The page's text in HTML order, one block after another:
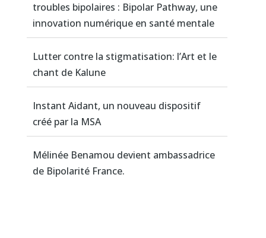
troubles bipolaires : Bipolar Pathway, une
innovation numérique en santé mentale
Lutter contre la stigmatisation: l’Art et le
chant de Kalune
Instant Aidant, un nouveau dispositif
créé par la MSA
Mélinée Benamou devient ambassadrice
de Bipolarité France.